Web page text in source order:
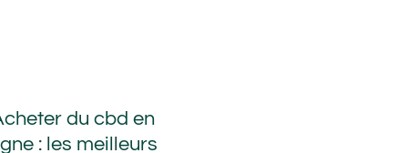
du cbd en
: les meilleurs